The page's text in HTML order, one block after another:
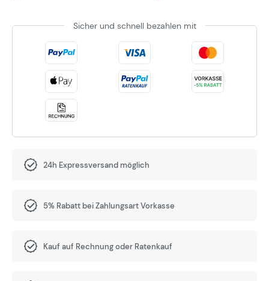
Sicher und schnell bezahlen mit
24h Expressversand möglich
5% Rabatt bei Zahlungsart Vorkasse
Kauf auf Rechnung oder Ratenkauf